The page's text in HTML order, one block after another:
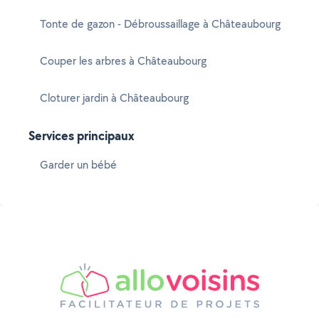
Tonte de gazon - Débroussaillage à Châteaubourg
Couper les arbres à Châteaubourg
Cloturer jardin à Châteaubourg
Services principaux
Garder un bébé